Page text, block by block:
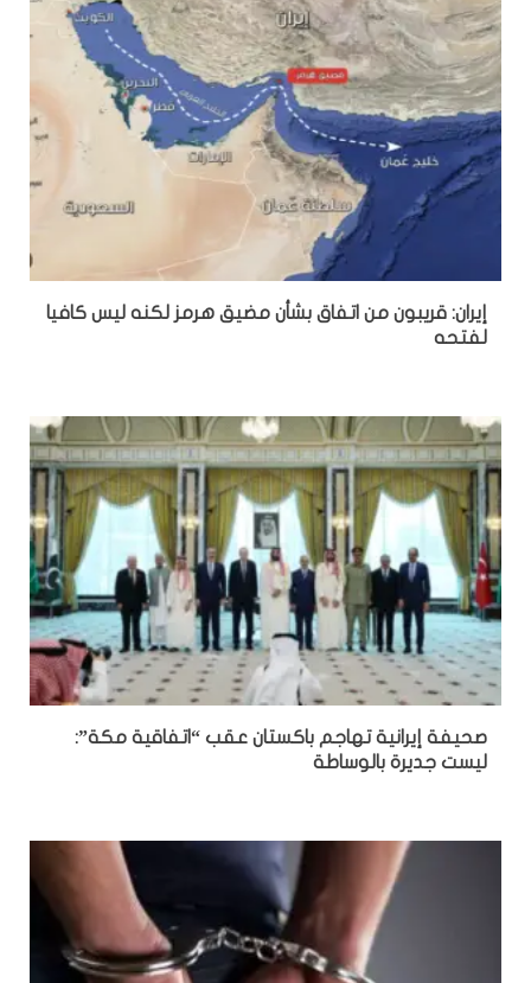
إيران: قريبون من اتفاق بشأن مضيق هرمز لكنه ليس كافيا
لفتحه
صحيفة إيرانية تهاجم باكستان عقب “اتفاقية مكة”:
ليست جديرة بالوساطة